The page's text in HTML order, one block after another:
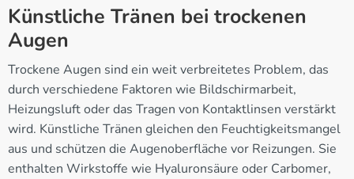
Künstliche Tränen bei trockenen
Augen
Trockene Augen sind ein weit verbreitetes Problem, das
durch verschiedene Faktoren wie Bildschirmarbeit,
Heizungsluft oder das Tragen von Kontaktlinsen verstärkt
wird. Künstliche Tränen gleichen den Feuchtigkeitsmangel
aus und schützen die Augenoberfläche vor Reizungen. Sie
enthalten Wirkstoffe wie Hyaluronsäure oder Carbomer,